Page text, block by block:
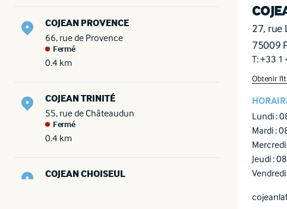
COJEAN PROVENCE
66, rue de Provence
Fermé
0.4 km
COJEAN TRINITÉ
55, rue de Châteaudun
Fermé
0.4 km
COJEAN CHOISEUL
27, rue
75009
T: +33 1
Obtenir
Lundi :
Mardi :
Mercredi
Jeudi :
Vendredi